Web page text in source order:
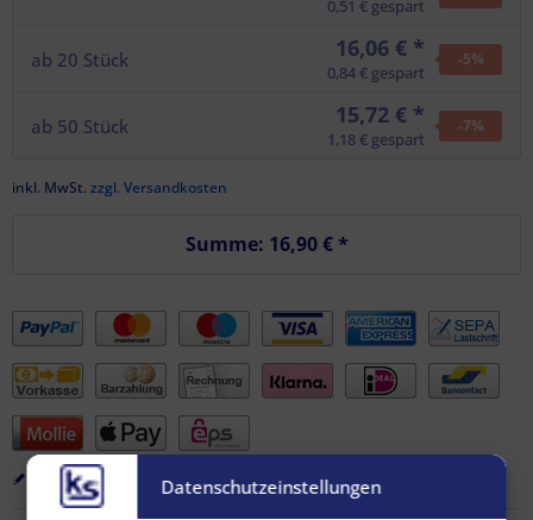
0,51 € gespart
ab 20 Stück 16,06 € *
0,84 € gespart
-5%
ab 50 Stück 15,72 € *
1,18 € gespart
-7%
inkl. MwSt. zzgl. Versandkosten
Summe: 16,90 €*
Merken Bewerten Empfehlen
Datenschutzeinstellungen